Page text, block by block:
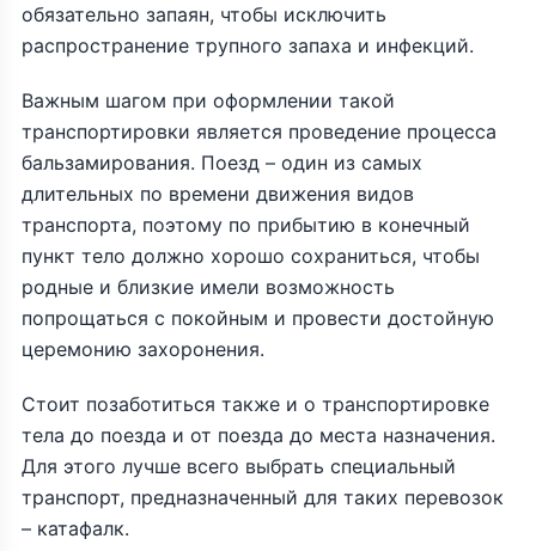
обязательно запаян, чтобы исключить
распространение трупного запаха и инфекций.
Важным шагом при оформлении такой
транспортировки является проведение процесса
бальзамирования. Поезд – один из самых
длительных по времени движения видов
транспорта, поэтому по прибытию в конечный
пункт тело должно хорошо сохраниться, чтобы
родные и близкие имели возможность
попрощаться с покойным и провести достойную
церемонию захоронения.
Стоит позаботиться также и о транспортировке
тела до поезда и от поезда до места назначения.
Для этого лучше всего выбрать специальный
транспорт, предназначенный для таких перевозок
– катафалк.